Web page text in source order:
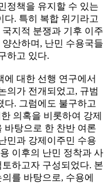
정책을 유지할 수 있는
다. 특히 복합 위기라고
지적 분쟁과 기후 이주
산하며, 난민 수용국들
하고 있다.
에 대한 선행 연구에서
의가 전개되었고, 규범
다. 그럼에도 불구하고
의혹을 비롯하여 강제
바탕으로 한 찬반 여론
민과 강제이주민 수용
이후의 난민 정착과 사
하고자 구성되었다. 본
를 바탕으로, 수용에